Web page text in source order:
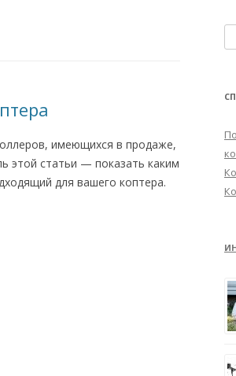
имеющихся в продаже,
этой статьи — показать каким
для вашего коптера.
а
т
: